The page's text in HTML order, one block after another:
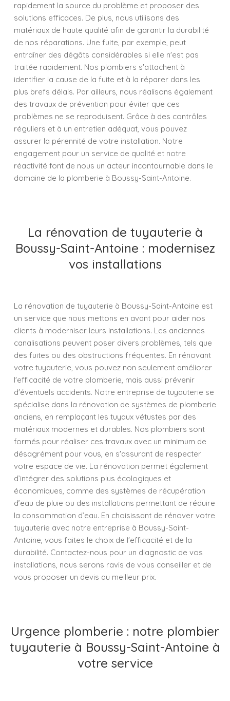
rapidement la source du problème et proposer des
solutions efficaces. De plus, nous utilisons des
matériaux de haute qualité afin de garantir la durabilité
de nos réparations. Une fuite, par exemple, peut
entraîner des dégâts considérables si elle n'est pas
traitée rapidement. Nos plombiers s'attachent à
identifier la cause de la fuite et à la réparer dans les
plus brefs délais. Par ailleurs, nous réalisons également
des travaux de prévention pour éviter que ces
problèmes ne se reproduisent. Grâce à des contrôles
réguliers et à un entretien adéquat, vous pouvez
assurer la pérennité de votre installation. Notre
engagement pour un service de qualité et notre
réactivité font de nous un acteur incontournable dans le
domaine de la plomberie à Boussy-Saint-Antoine.
La rénovation de tuyauterie à
Boussy-Saint-Antoine : modernisez
vos installations
La rénovation de tuyauterie à Boussy-Saint-Antoine est
un service que nous mettons en avant pour aider nos
clients à moderniser leurs installations. Les anciennes
canalisations peuvent poser divers problèmes, tels que
des fuites ou des obstructions fréquentes. En rénovant
votre tuyauterie, vous pouvez non seulement améliorer
l'efficacité de votre plomberie, mais aussi prévenir
d'éventuels accidents. Notre entreprise de tuyauterie se
spécialise dans la rénovation de systèmes de plomberie
anciens, en remplaçant les tuyaux vétustes par des
matériaux modernes et durables. Nos plombiers sont
formés pour réaliser ces travaux avec un minimum de
désagrément pour vous, en s'assurant de respecter
votre espace de vie. La rénovation permet également
d’intégrer des solutions plus écologiques et
économiques, comme des systèmes de récupération
d’eau de pluie ou des installations permettant de réduire
la consommation d’eau. En choisissant de rénover votre
tuyauterie avec notre entreprise à Boussy-Saint-
Antoine, vous faites le choix de l'efficacité et de la
durabilité. Contactez-nous pour un diagnostic de vos
installations, nous serons ravis de vous conseiller et de
vous proposer un devis au meilleur prix.
Urgence plomberie : notre plombier
tuyauterie à Boussy-Saint-Antoine à
votre service